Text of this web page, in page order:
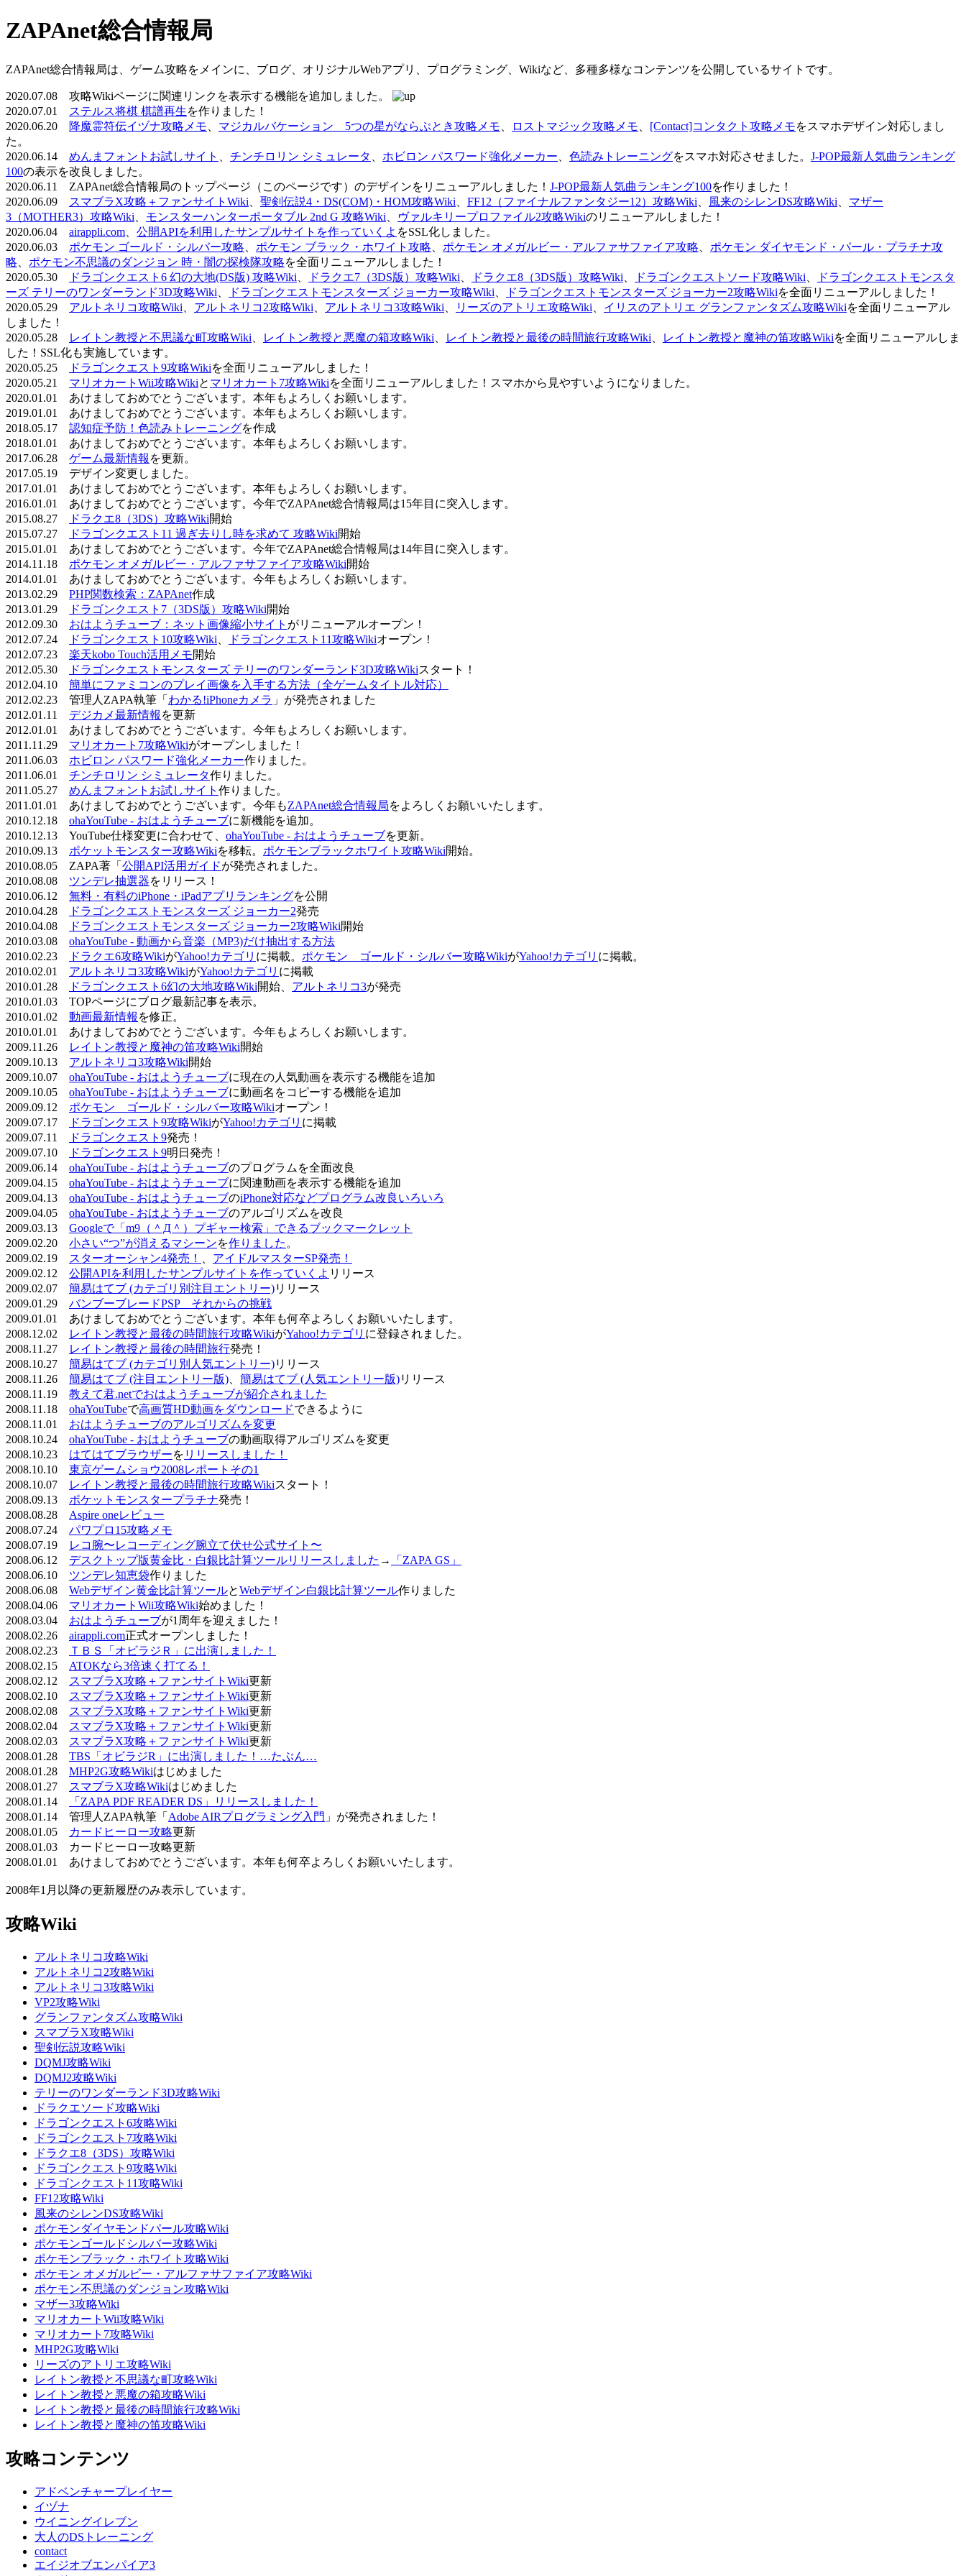
ZAPAnet総合情報局
ZAPAnet総合情報局は、ゲーム攻略をメインに、ブログ、オリジナルWebアプリ、プログラミング、Wikiなど、多種多様なコンテンツを公開しているサイトです。
2020.07.08 攻略Wikiページに関連リンクを表示する機能を追加しました。
2020.07.01
ステルス将棋 棋譜再生を作りました！
2020.06.20
降魔霊符伝イヅナ攻略メモ マジカルバケーション 5つの星がならぶとき攻略メモ ロストマジック攻略メモ [Contact]コンタクト攻略メモをスマホデザイン対応しまし
た。
2020.06.14 めんまフォントお試しサイト チンチロリン シミュレータ ホビロン パスワード強化メーカー 色読みトレーニングをスマホ対応させました。 J-POP最新人気曲ランキング
100の表示を改良しました。
2020.06.11 ZAPAnet総合情報局のトップページ（このページです）のデザインをリニューアルしました！ J-POP最新人気曲ランキング100を作りました！
2020.06.09
スマブラX攻略＋ファンサイトWiki 聖剣伝説4・DS(COM)・HOM攻略Wiki FF12（ファイナルファンタジー12）攻略Wiki 風来のシレンDS攻略Wiki
マザー
3（MOTHER3）攻略Wiki
モンスターハンターポータブル 2nd G 攻略Wiki ヴァルキリープロファイル2攻略Wikiのリニューアルしました！
2020.06.04 airappli.com 公開APIを利用したサンプルサイトを作っていくよ をSSL化しました。
2020.06.03 ポケモン ゴールド・シルバー攻略 ポケモン ブラック・ホワイト攻略 ポケモン オメガルビー・アルファサファイア攻略
ポケモン ダイヤモンド・パール・プラチナ攻
略
ポケモン不思議のダンジョン 時・闇の探検隊攻略を全面リニューアルしました！
2020.05.30
ドラゴンクエスト6 幻の大地(DS版) 攻略Wiki ドラクエ7（3DS版）攻略Wiki ドラクエ8（3DS版）攻略Wiki ドラゴンクエストソード攻略Wiki
ドラゴンクエストモンスタ
ーズ テリーのワンダーランド3D攻略Wiki
ドラゴンクエストモンスターズ ジョーカー攻略Wiki ドラゴンクエストモンスターズ ジョーカー2攻略Wikiを全面リニューアルしました！
2020.05.29 アルトネリコ攻略Wiki アルトネリコ2攻略Wiki アルトネリコ3攻略Wiki リーズのアトリエ攻略Wiki イリスのアトリエ グランファンタズム攻略Wikiを全面リニューアル
しました！
2020.05.28
レイトン教授と不思議な町攻略Wiki レイトン教授と悪魔の箱攻略Wiki レイトン教授と最後の時間旅行攻略Wiki レイトン教授と魔神の笛攻略Wikiを全面リニューアルしま
した！SSL化も実施しています。
2020.05.25
ドラゴンクエスト9攻略Wikiを全面リニューアルしました！
2020.05.21 マリオカートWii攻略Wikiと マリオカート7攻略Wikiを全面リニューアルしました！スマホから見やすいようになりました。
2020.01.01 あけましておめでとうございます。本年もよろしくお願いします。
2019.01.01 あけましておめでとうございます。本年もよろしくお願いします。
2018.05.17 認知症予防！色読みトレーニングを作成
2018.01.01 あけましておめでとうございます。本年もよろしくお願いします。
2017.06.28 ゲーム最新情報 を更新。
2017.05.19 デザイン変更しました。
2017.01.01 あけましておめでとうございます。本年もよろしくお願いします。
2016.01.01 あけましておめでとうございます。今年でZAPAnet総合情報局は15年目に突入します。
2015.08.27
ドラクエ8（3DS）攻略Wiki開始
2015.07.27
ドラゴンクエスト11 過ぎ去りし時を求めて 攻略Wiki開始
2015.01.01 あけましておめでとうございます。今年でZAPAnet総合情報局は14年目に突入します。
2014.11.18 ポケモン オメガルビー・アルファサファイア攻略Wiki開始
2014.01.01 あけましておめでとうございます。今年もよろしくお願いします。
2013.02.29 PHP関数検索：ZAPAnet作成
2013.01.29
ドラゴンクエスト7（3DS版）攻略Wiki開始
2012.09.30 おはようチューブ：ネット画像縮小サイト がリニューアルオープン！
2012.07.24
ドラゴンクエスト10攻略Wiki ドラゴンクエスト11攻略Wikiオープン！
2012.07.23 楽天kobo Touch活用メモ開始
2012.05.30
ドラゴンクエストモンスターズ テリーのワンダーランド3D攻略Wikiスタート！
2012.04.10 簡単にファミコンのプレイ画像を入手する方法（全ゲームタイトル対応）
2012.02.23 管理人ZAPA執筆「 わかる!iPhoneカメラ 」が発売されました
2012.01.11 デジカメ最新情報 を更新
2012.01.01 あけましておめでとうございます。今年もよろしくお願いします。
2011.11.29 マリオカート7攻略Wikiがオープンしました！
2011.06.03 ホビロン パスワード強化メーカー作りました。
2011.06.01 チンチロリン シミュレータ作りました。
2011.05.27 めんまフォントお試しサイト 作りました。
2011.01.01 あけましておめでとうございます。今年もZAPAnet総合情報局をよろしくお願いいたします。
2010.12.18 ohaYouTube - おはようチューブに新機能を追加。
2010.12.13 YouTube仕様変更に合わせて、 ohaYouTube - おはようチューブを更新。
2010.09.13 ポケットモンスター攻略Wikiを移転。 ポケモンブラックホワイト攻略Wiki開始。
2010.08.05 ZAPA著「 公開API活用ガイドが発売されました。
2010.08.08 ツンデレ抽選器をリリース！
2010.06.12 無料・有料のiPhone・iPadアプリランキングを公開
2010.04.28
ドラゴンクエストモンスターズ ジョーカー2発売
2010.04.08
ドラゴンクエストモンスターズ ジョーカー2攻略Wiki開始
2010.03.08 ohaYouTube - 動画から音楽（MP3)だけ抽出する方法
2010.02.23
ドラクエ6攻略WikiがYahoo!カテゴリ に掲載。 ポケモン ゴールド・シルバー攻略WikiがYahoo!カテゴリ に掲載。
2010.02.01 アルトネリコ3攻略WikiがYahoo!カテゴリ に掲載
2010.01.28
ドラゴンクエスト6幻の大地攻略Wiki開始、 アルトネリコ3が発売
2010.01.03 TOPページにブログ最新記事を表示。
2010.01.02 動画最新情報 を修正。
2010.01.01 あけましておめでとうございます。今年もよろしくお願いします。
2009.11.26
レイトン教授と魔神の笛攻略Wiki開始
2009.10.13 アルトネリコ3攻略Wiki開始
2009.10.07 ohaYouTube - おはようチューブに現在の人気動画を表示する機能を追加
2009.10.05 ohaYouTube - おはようチューブに動画名をコピーする機能を追加
2009.09.12 ポケモン ゴールド・シルバー攻略Wikiオープン！
2009.07.17
ドラゴンクエスト9攻略WikiがYahoo!カテゴリ に掲載
2009.07.11
ドラゴンクエスト9発売！
2009.07.10
ドラゴンクエスト9明日発売！
2009.06.14 ohaYouTube - おはようチューブのプログラムを全面改良
2009.04.15 ohaYouTube - おはようチューブに関連動画を表示する機能を追加
2009.04.13 ohaYouTube - おはようチューブのiPhone対応などプログラム改良いろいろ
2009.04.05 ohaYouTube - おはようチューブのアルゴリズムを改良
2009.03.13 Googleで「m9（＾Д＾）プギャー検索」できるブックマークレット
2009.02.20 小さい“つ”が消えるマシーンを作りました 。
2009.02.19
スターオーシャン4発売！
アイドルマスターSP発売！
2009.02.12 公開APIを利用したサンプルサイトを作っていくよ リリース
2009.02.07 簡易はてブ (カテゴリ別注目エントリー)リリース
2009.01.29 バンブーブレードPSP それからの挑戦
2009.01.01 あけましておめでとうございます。本年も何卒よろしくお願いいたします。
2008.12.02
レイトン教授と最後の時間旅行攻略WikiがYahoo!カテゴリ に登録されました。
2008.11.27
レイトン教授と最後の時間旅行発売！
2008.10.27 簡易はてブ (カテゴリ別人気エントリー)リリース
2008.11.26 簡易はてブ (注目エントリー版) 簡易はてブ (人気エントリー版)リリース
2008.11.19 教えて君.netでおはようチューブが紹介されました
2008.11.18 ohaYouTubeで高画質HD動画をダウンロードできるように
2008.11.01 おはようチューブのアルゴリズムを変更
2008.10.24 ohaYouTube - おはようチューブの動画取得アルゴリズムを変更
2008.10.23 はてはてブラウザーを リリースしました！
2008.10.10 東京ゲームショウ2008レポートその1
2008.10.07
レイトン教授と最後の時間旅行攻略Wikiスタート！
2008.09.13 ポケットモンスタープラチナ発売！
2008.08.28 Aspire oneレビュー
2008.07.24 パワプロ15攻略メモ
2008.07.19
レコ腕〜レコーディング腕立て伏せ公式サイト〜
2008.06.12 デスクトップ版黄金比・白銀比計算ツールリリースしました →
「ZAPA GS」
2008.06.10 ツンデレ知恵袋作りました
2008.06.08 Webデザイン黄金比計算ツールとWebデザイン白銀比計算ツール作りました
2008.04.06 マリオカートWii攻略Wiki始めました！
2008.03.04 おはようチューブが1周年を迎えました！
2008.02.26 airappli.com正式オープンしました！
2008.02.23
ＴＢＳ「オビラジＲ」に出演しました！
2008.02.15 ATOKなら3倍速く打てる！
2008.02.12
スマブラX攻略＋ファンサイトWiki更新
2008.02.10
スマブラX攻略＋ファンサイトWiki更新
2008.02.08
スマブラX攻略＋ファンサイトWiki更新
2008.02.04
スマブラX攻略＋ファンサイトWiki更新
2008.02.03
スマブラX攻略＋ファンサイトWiki更新
2008.01.28 TBS「オビラジR」に出演しました！…たぶん…
2008.01.28 MHP2G攻略Wikiはじめました
2008.01.27
スマブラX攻略Wikiはじめました
2008.01.14
「ZAPA PDF READER DS」リリースしました！
2008.01.14 管理人ZAPA執筆「 Adobe AIRプログラミング入門 」が発売されました！
2008.01.05
カードヒーロー攻略更新
2008.01.03 カードヒーロー攻略更新
2008.01.01 あけましておめでとうございます。本年も何卒よろしくお願いいたします。
2008年1月以降の更新履歴のみ表示しています。
攻略Wiki
アルトネリコ攻略Wiki
アルトネリコ2攻略Wiki
アルトネリコ3攻略Wiki
VP2攻略Wiki
グランファンタズム攻略Wiki
スマブラX攻略Wiki
聖剣伝説攻略Wiki
DQMJ攻略Wiki
DQMJ2攻略Wiki
テリーのワンダーランド3D攻略Wiki
ドラクエソード攻略Wiki
ドラゴンクエスト6攻略Wiki
ドラゴンクエスト7攻略Wiki
ドラクエ8（3DS）攻略Wiki
ドラゴンクエスト9攻略Wiki
ドラゴンクエスト11攻略Wiki
FF12攻略Wiki
風来のシレンDS攻略Wiki
ポケモンダイヤモンドパール攻略Wiki
ポケモンゴールドシルバー攻略Wiki
ポケモンブラック・ホワイト攻略Wiki
ポケモン オメガルビー・アルファサファイア攻略Wiki
ポケモン不思議のダンジョン攻略Wiki
マザー3攻略Wiki
マリオカートWii攻略Wiki
マリオカート7攻略Wiki
MHP2G攻略Wiki
リーズのアトリエ攻略Wiki
レイトン教授と不思議な町攻略Wiki
レイトン教授と悪魔の箱攻略Wiki
レイトン教授と最後の時間旅行攻略Wiki
レイトン教授と魔神の笛攻略Wiki
攻略コンテンツ
アドベンチャープレイヤー
イヅナ
ウイニングイレブン
大人のDSトレーニング
contact
エイジオブエンパイア3